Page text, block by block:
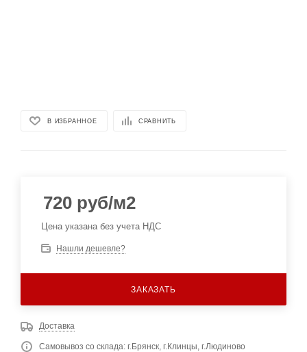
В ИЗБРАННОЕ СРАВНИТЬ
720 руб/м2
Цена указана без учета НДС
Нашли дешевле?
ЗАКАЗАТЬ
Доставка
Самовывоз со склада: г.Брянск, г.Клинцы, г.Людиново